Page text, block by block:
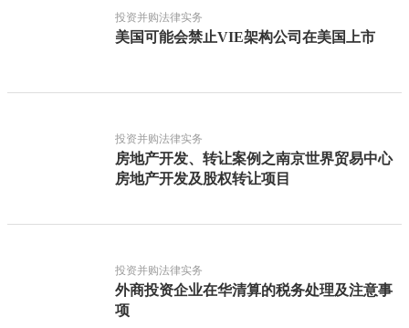
投资并购法律实务
美国可能会禁止VIE架构公司在美国上市
投资并购法律实务
房地产开发、转让案例之南京世界贸易中心
房地产开发及股权转让项目
投资并购法律实务
外商投资企业在华清算的税务处理及注意事
项